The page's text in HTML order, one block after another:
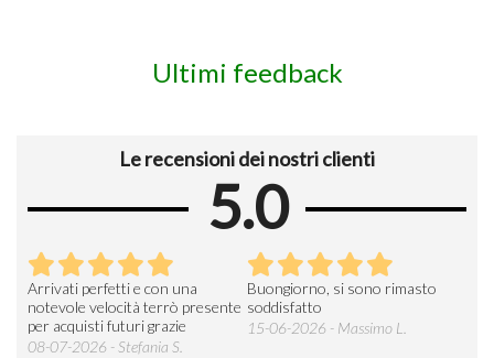
Ultimi feedback
Le recensioni dei nostri clienti
5.0
Arrivati perfetti e con una
notevole velocità terrò presente
per acquisti futuri grazie
08-07-2026 - Stefania S.
Buongiorno, si sono rimasto
soddisfatto
15-06-2026 - Massimo L.